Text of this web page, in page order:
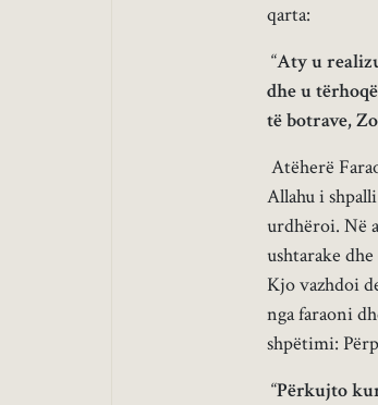
qarta:
“Aty u
dhe u
të botrave,
Atëherë
Allahu i
urdhëroi. Në
ushtarake
Kjo vazhdoi
nga faraoni
shpëtimi:
“Përkujto